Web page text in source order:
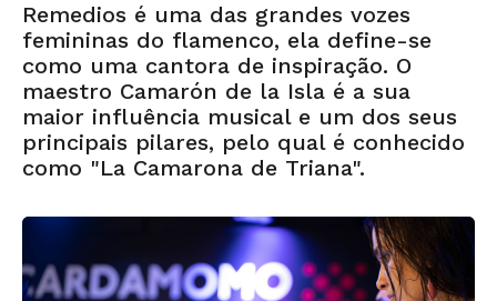
Remedios é uma das grandes vozes
femininas do flamenco, ela define-se
como uma cantora de inspiração. O
maestro Camarón de la Isla é a sua
maior influência musical e um dos seus
principais pilares, pelo qual é conhecido
como "La Camarona de Triana".